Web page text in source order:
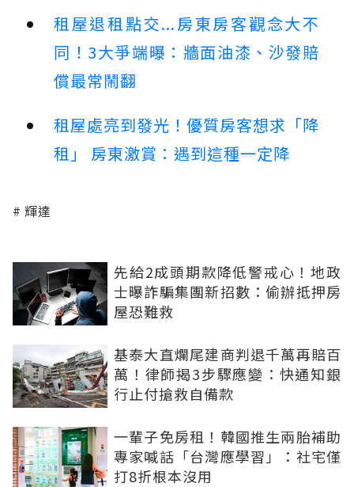
租屋退租點交...房東房客觀念大不
同！3大爭端曝：牆面油漆、沙發賠
償最常鬧翻
租屋處亮到發光！優質房客想求「降
租」 房東激賞：遇到這種一定降
輝達
先給2成頭期款降低警戒心！地政
士曝詐騙集團新招數：偷辦抵押房
屋恐難救
基泰大直爛尾建商判退千萬再賠百
萬！律師揭3步驟應變：快通知銀
行止付搶救自備款
一輩子免房租！韓國推生兩胎補助
專家喊話「台灣應學習」：社宅僅
打8折根本沒用